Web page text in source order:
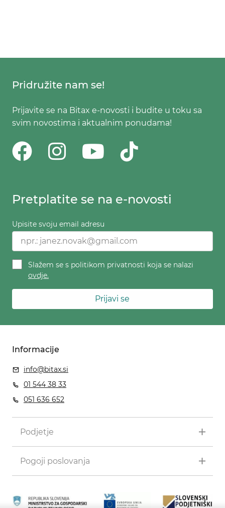
Pridružite nam se!
Prijavite se na Bitax e-novosti i budite u toku sa
svim novostima i aktualnim ponudama!
Pretplatite se na e-novosti
Upisite svoju email adresu
Slažem se s politikom privatnosti koja se nalazi
ovdje.
Prijavi se
Informacije
info@bitax.si
01 544 38 33
051 636 652
Podjetje
Pogoji poslovanja